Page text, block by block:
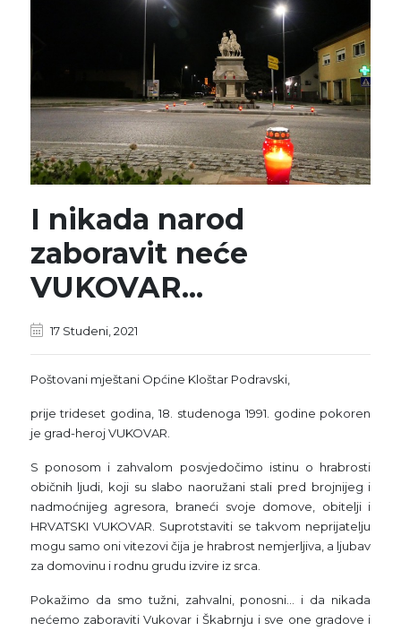
I nikada narod
zaboravit neće
VUKOVAR...
17 Studeni, 2021
Poštovani mještani Općine Kloštar Podravski,
prije trideset godina, 18. studenoga 1991. godine pokoren
je grad-heroj VUKOVAR.
S ponosom i zahvalom posvjedočimo istinu o hrabrosti
običnih ljudi, koji su slabo naoružani stali pred brojnijeg i
nadmoćnijeg agresora, braneći svoje domove, obitelji i
HRVATSKI VUKOVAR. Suprotstaviti se takvom neprijatelju
mogu samo oni vitezovi čija je hrabrost nemjerljiva, a ljubav
za domovinu i rodnu grudu izvire iz srca.
Pokažimo da smo tužni, zahvalni, ponosni… i da nikada
nećemo zaboraviti Vukovar i Škabrnju i sve one gradove i